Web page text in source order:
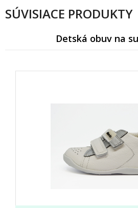
SÚVISIACE PRODUKTY
Detská obuv na